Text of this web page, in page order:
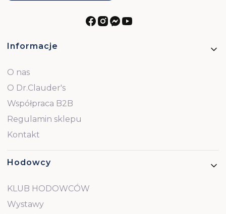
Linki w stopce
Informacje
O nas
O Dr.Clauder's
Współpraca B2B
Regulamin sklepu
Kontakt
Hodowcy
KLUB HODOWCÓW
Wystawy